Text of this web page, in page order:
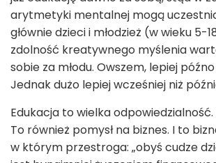
arytmetyki mentalnej mogą
głównie dzieci i młodzież (w wieku 5-
zdolność kreatywnego myślenia
sobie za młodu. Owszem, lepiej
Jednak dużo lepiej wcześniej niż
Edukacja to wielka
To również pomysł na biznes. I to
w którym przestroga: „obyś cudze